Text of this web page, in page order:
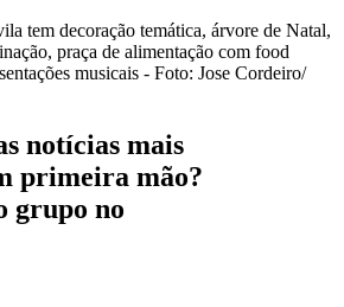
tem decoração temática, árvore de Natal,
praça de alimentação com food
musicais - Foto: Jose Cordeiro/
notícias mais
primeira mão?
grupo no